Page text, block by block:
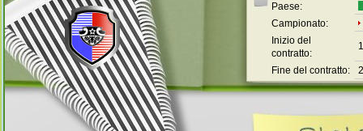
Paese:
Campionato:
Inizio del
contratto:
Fine del contratto: